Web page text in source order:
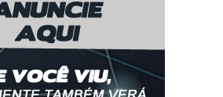
DESTAQUE FEMININA
PARTICIPAÇÃO
com diretores de 82